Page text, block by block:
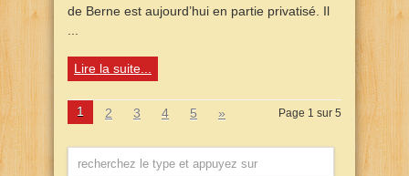
de Berne est aujourd’hui en partie privatisé. Il
Lire la suite...
Page 1 sur 5
1 2 3 4 5 »